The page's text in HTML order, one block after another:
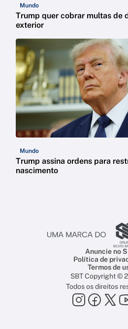
Mundo
Trump quer cobrar multas de
exterior
Mundo
Trump assina ordens para
nascimento
Anuncie no
Política de
Termos de
SBT Copyright ©
Todos os direitos